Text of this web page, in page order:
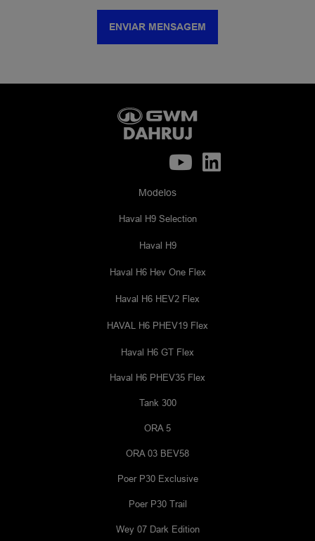
ENVIAR MENSAGEM
Modelos
Haval H9 Selection
Haval H9
Haval H6 Hev One Flex
Haval H6 HEV2 Flex
HAVAL H6 PHEV19 Flex
Haval H6 GT Flex
Haval H6 PHEV35 Flex
Tank 300
ORA 5
ORA 03 BEV58
Poer P30 Exclusive
Poer P30 Trail
Wey 07 Dark Edition